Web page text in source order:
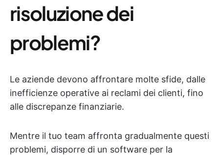
risoluzione dei
problemi?
Le aziende devono affrontare molte sfide, dalle
inefficienze operative ai reclami dei clienti, fino
alle discrepanze finanziarie.
Mentre il tuo team affronta gradualmente questi
problemi, disporre di un software per la